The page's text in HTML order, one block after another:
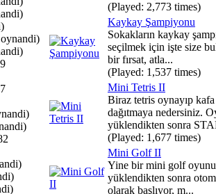
(Played: 2,773 times)
Kaykay Şampiyonu
Sokakların kaykay
seçilmek için işte size
bir fırsat, atla...
(Played: 1,537 times)
Mini Tetris II
Biraz tetris oynayıp kafa
dağıtmaya nedersiniz.
yüklendikten sonra
(Played: 1,677 times)
Mini Golf II
Yine bir mini golf
yüklendikten sonra
olarak başlıyor, m...